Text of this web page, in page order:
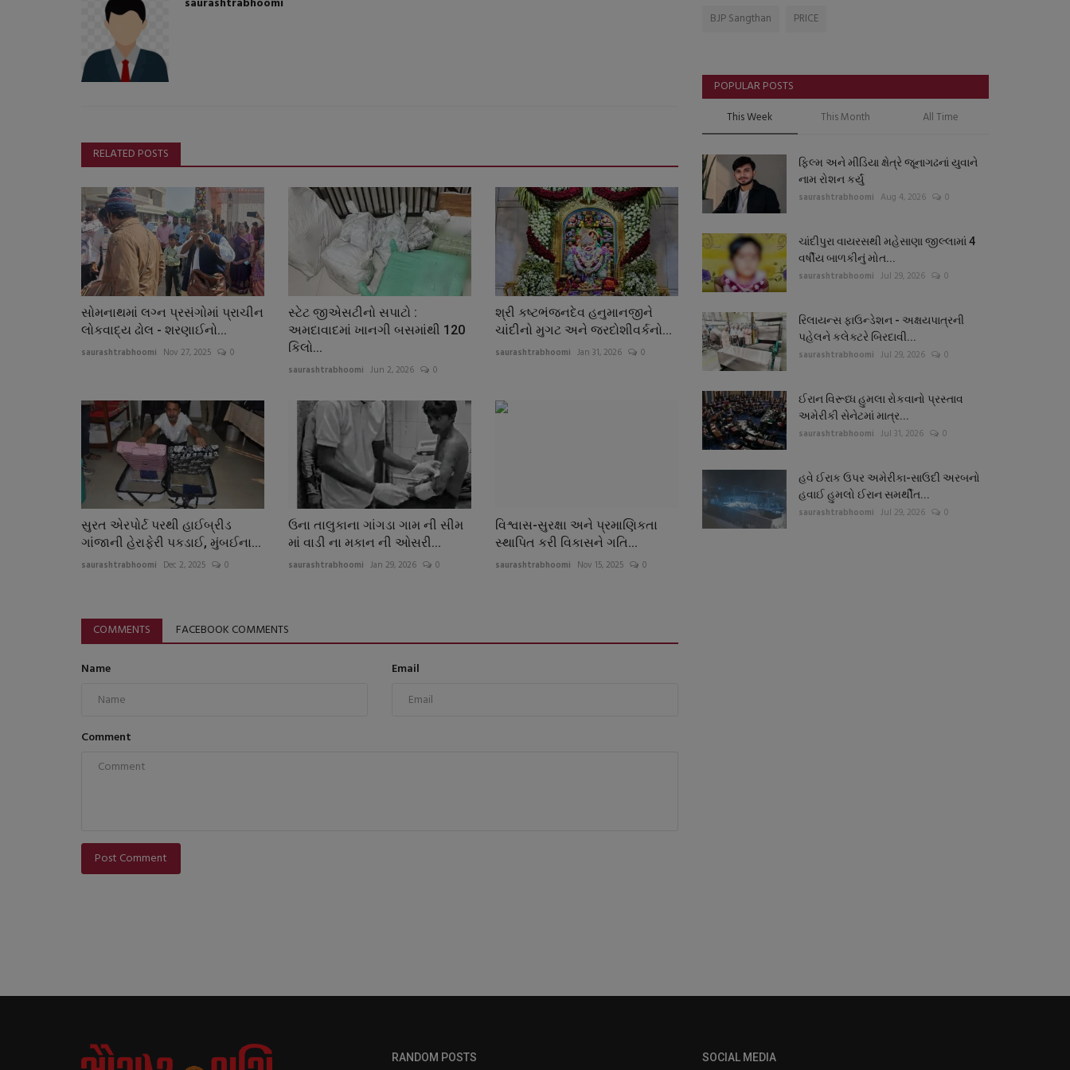
RELATED POSTS
સોમનાથમાં લગ્ન પ્રસંગોમાં પ્રાચીન
લોકવાદ્ય ઢોલ - શરણાઈનો...
saurashtrabhoomi Nov 27, 2025 0
સ્ટેટ જીએસટીનો સપાટો :
અમદાવાદમાં ખાનગી બસમાંથી 120
કિલો...
saurashtrabhoomi Jun 2, 2026 0
શ્રી કષ્ટભંજનદેવ હનુમાનજીને
ચાંદીનો મુગટ અને જરદોશીવર્કનો...
saurashtrabhoomi Jan 31, 2026 0
સુરત એરપોર્ટ પરથી હાઈબ્રીડ
ગાંજાની હેરાફેરી પકડાઈ, મુંબઈના...
saurashtrabhoomi Dec 2, 2025 0
ઉના તાલુકાના ગાંગડા ગામ ની સીમ
માં વાડી ના મકાન ની ઓસરી...
saurashtrabhoomi Jan 29, 2026 0
વિશ્વાસ-સુરક્ષા અને પ્રમાણિકતા
સ્થાપિત કરી વિકાસને ગતિ...
saurashtrabhoomi Nov 15, 2025 0
COMMENTS FACEBOOK COMMENTS
Name Email
Comment
Post Comment
BJP Sangthan
PRICE
POPULAR POSTS
This Week This Month All Time
ફિલ્મ અને મીડિયા ક્ષેત્રે જૂનાગઢનાં યુવાને
નામ રોશન કર્યું
saurashtrabhoomi Aug 4, 2026 0
ચાંદીપુરા વાયરસથી મહેસાણા જીલ્લામાં 4
વર્ષીય બાળકીનું મોત...
saurashtrabhoomi Jul 29, 2026 0
રિલાયન્સ ફાઉન્ડેશન - અક્ષયપાત્રની
પહેલને કલેક્ટરે બિરદાવી...
saurashtrabhoomi Jul 29, 2026 0
ઈરાન વિરૂધ્ધ હુમલા રોકવાનો પ્રસ્તાવ
અમેરીકી સેનેટમાં માત્ર...
saurashtrabhoomi Jul 31, 2026 0
હવે ઈરાક ઉપર અમેરીકા-સાઉદી અરબનો
હવાઈ હુમલો ઈરાન સમર્થીત...
saurashtrabhoomi Jul 29, 2026 0
RANDOM POSTS SOCIAL MEDIA